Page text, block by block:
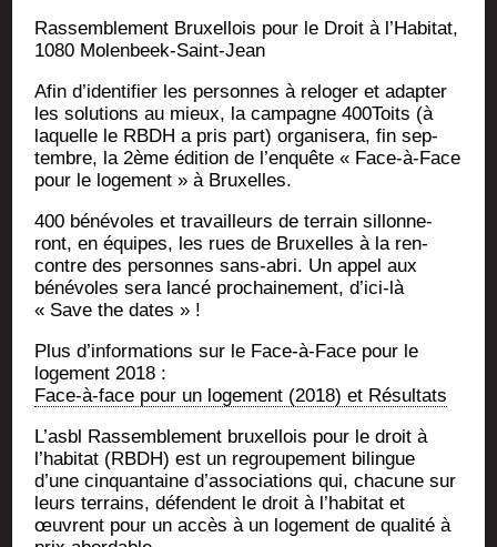
Ras­sem­ble­ment Bruxel­lois pour le Droit à l’Ha­bi­tat,
1080 Molenbeek-Saint-Jean
Afin d’i­den­ti­fier les per­sonnes à relo­ger et adap­ter
les solu­tions au mieux, la cam­pagne 400Toits (à
laquelle le RBDH a pris part) orga­ni­se­ra, fin sep­
tembre, la 2ème édi­tion de l’en­quête « Face-à-Face
pour le loge­ment » à Bruxelles.
400 béné­voles et tra­vailleurs de ter­rain sillon­ne­
ront, en équipes, les rues de Bruxelles à la ren­
contre des per­sonnes sans-abri. Un appel aux
béné­voles sera lan­cé pro­chai­ne­ment, d’i­ci-là
« Save the dates » !
Plus d’in­for­ma­tions sur le Face-à-Face pour le
loge­ment 2018 :
Face-à-face pour un loge­ment (2018) et Résultats
L’as­bl Ras­sem­ble­ment bruxel­lois pour le droit à
l’ha­bi­tat (RBDH) est un regrou­pe­ment bilingue
d’une cin­quan­taine d’as­so­cia­tions qui, cha­cune sur
leurs ter­rains, défendent le droit à l’ha­bi­tat et
œuvrent pour un accès à un loge­ment de qua­li­té à